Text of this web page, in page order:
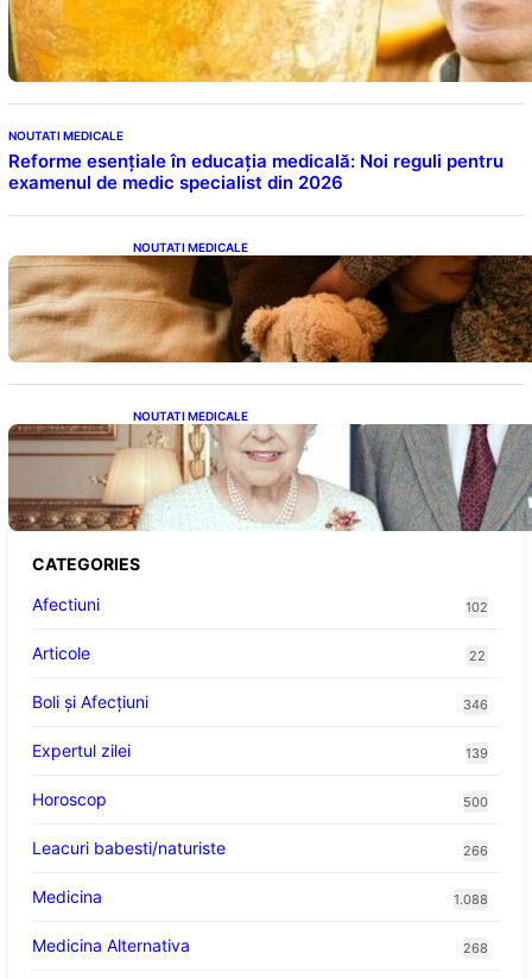
menținerea glicemiei sub control pe timpul
nopții: Ghidul specialistului
NOUTATI MEDICALE
Reforme esențiale în educația medicală: Noi reguli pentru
examenul de medic specialist din 2026
NOUTATI MEDICALE
Somnul Sănătos: Câte Ore Trebuie Să Dormi
în Funcție de Vârstă și Impactul Asupra
Sănătății
NOUTATI MEDICALE
Longevitatea în Rândul Celebrităților: Lecții
din Viața Prințului Philip și a Altora care Au
Fost Pe Punctul de a Împlini 100 de Ani
CATEGORIES
Afectiuni
102
Articole 22
Boli și Afecțiuni 346
Expertul zilei 139
Horoscop 500
Leacuri babesti/naturiste 266
Medicina 1.088
Medicina Alternativa 268